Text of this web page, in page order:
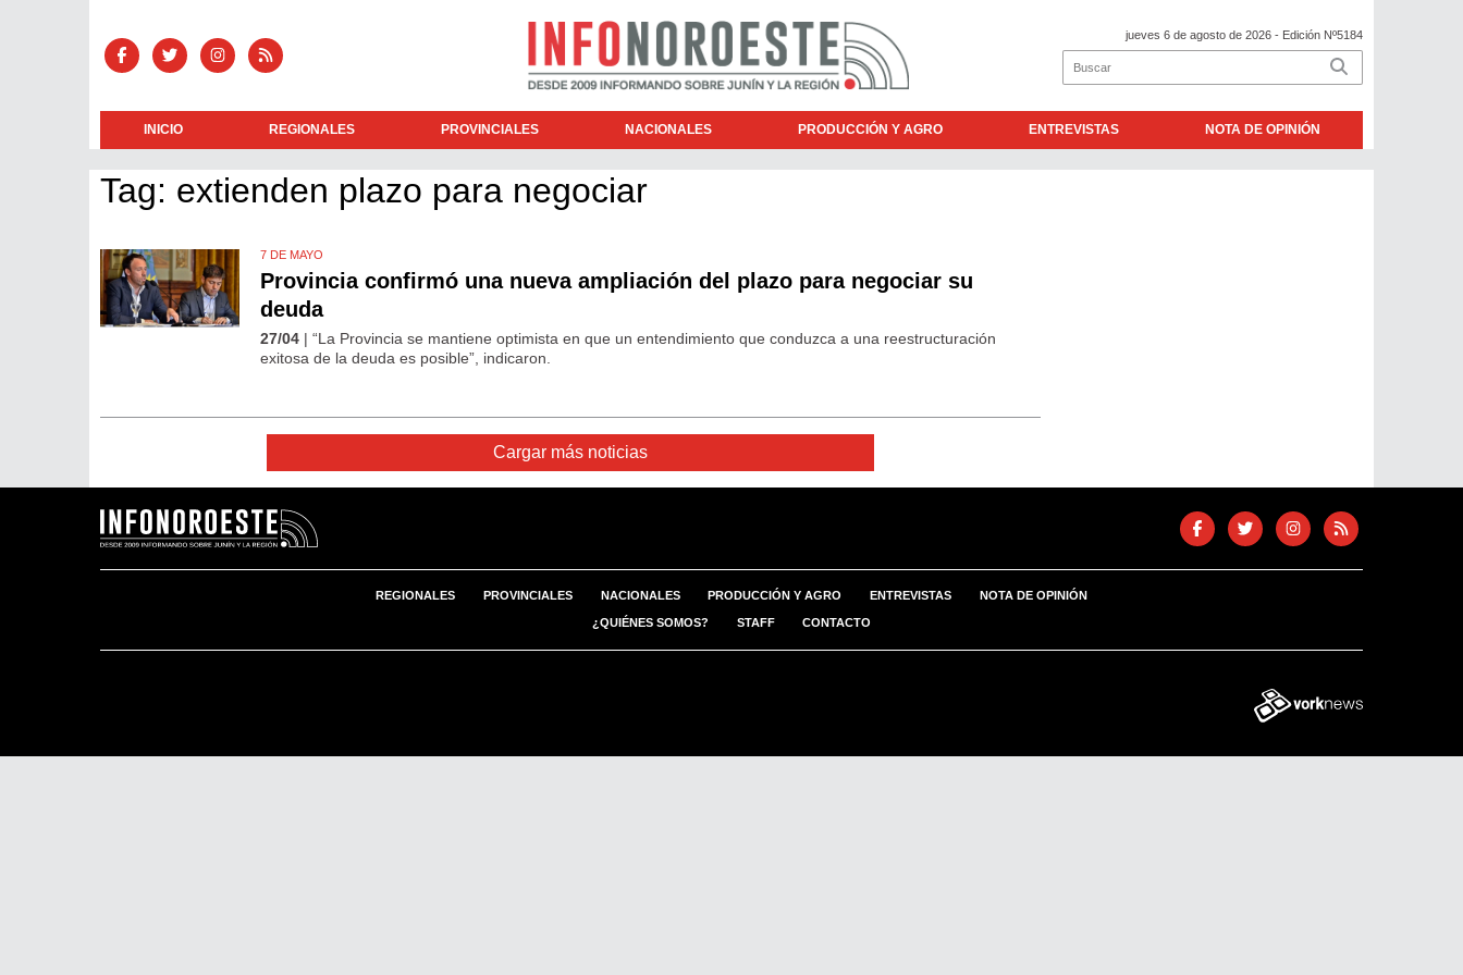
jueves 6 de agosto de 2026 - Edición Nº5184
INICIO REGIONALES PROVINCIALES NACIONALES PRODUCCIÓN Y AGRO ENTREVISTAS NOTA DE OPINIÓN
Tag: extienden plazo para negociar
7 DE MAYO
Provincia confirmó una nueva ampliación del plazo para negociar su
deuda
27/04 | “La Provincia se mantiene optimista en que un entendimiento que conduzca a una reestructuración
exitosa de la deuda es posible”, indicaron.
Cargar más noticias
REGIONALES PROVINCIALES NACIONALES PRODUCCIÓN Y AGRO ENTREVISTAS NOTA DE OPINIÓN
¿QUIÉNES SOMOS? STAFF CONTACTO